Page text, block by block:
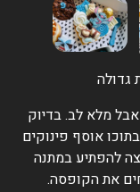
מלא לב. בדיוק
אוסף פינוקים
להפתיע במתנה
את הקופסה.